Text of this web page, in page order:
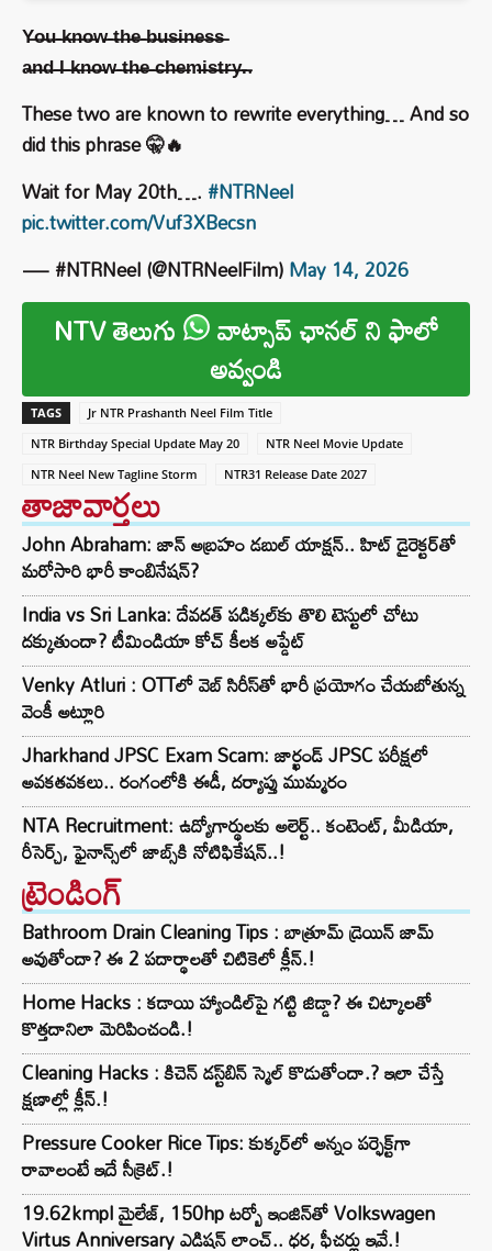
Y̶o̶u̶ ̶k̶n̶o̶w̶ ̶t̶h̶e̶ ̶b̶u̶s̶i̶n̶e̶s̶s̶
a̶n̶d̶ ̶I̶ ̶k̶n̶o̶w̶ ̶t̶h̶e̶ ̶c̶h̶e̶m̶i̶s̶t̶r̶y̶.̶.
These two are known to rewrite everything… And so
did this phrase 🤫🔥
Wait for May 20th…. #NTRNeel
pic.twitter.com/Vuf3XBecsn
— #NTRNeel (@NTRNeelFilm)May 14, 2026
NTV తెలుగు వాట్సాప్ ఛానల్ ని ఫాలో
అవ్వండి
TAGS
Jr NTR Prashanth Neel Film Title
NTR Birthday Special Update May 20
NTR Neel Movie Update
NTR Neel New Tagline Storm
NTR31 Release Date 2027
తాజావార్తలు
John Abraham: జాన్ అబ్రహం డబుల్ యాక్షన్.. హిట్ డైరెక్టర్‌తో
మరోసారి భారీ కాంబినేషన్?
India vs Sri Lanka: దేవదత్ పడిక్కల్‌కు తొలి టెస్టులో చోటు
దక్కుతుందా? టీమిండియా కోచ్ కీలక అప్డేట్
Venky Atluri : OTTలో వెబ్ సిరీస్‌తో భారీ ప్రయోగం చేయబోతున్న
వెంకీ అట్లూరి
Jharkhand JPSC Exam Scam: జార్ఖండ్ JPSC పరీక్షలో
అవకతవకలు.. రంగంలోకి ఈడీ, దర్యాప్తు ముమ్మరం
NTA Recruitment: ఉద్యోగార్థులకు అలెర్ట్.. కంటెంట్, మీడియా,
రీసెర్చ్‌, ఫైనాన్స్‌లో జాబ్స్‌కి నోటిఫికేషన్..!
ట్రెండింగ్‌
Bathroom Drain Cleaning Tips : బాత్రూమ్ డ్రెయిన్ జామ్
అవుతోందా? ఈ 2 పదార్థాలతో చిటికెలో క్లీన్.!
Home Hacks : కడాయి హ్యాండిల్‌పై గట్టి జిడ్డా? ఈ చిట్కాలతో
కొత్తదానిలా మెరిపించండి.!
Cleaning Hacks : కిచెన్ డస్ట్‌బిన్ స్మెల్ కొడుతోందా.? ఇలా చేస్తే
క్షణాల్లో క్లీన్.!
Pressure Cooker Rice Tips: కుక్కర్‌లో అన్నం పర్ఫెక్ట్‌గా
రావాలంటే ఇదే సీక్రెట్.!
19.62kmpl మైలేజ్, 150hp టర్బో ఇంజిన్‌తో Volkswagen
Virtus Anniversary ఎడిషన్ లాంచ్.. ధర, ఫీచర్లు ఇవే.!